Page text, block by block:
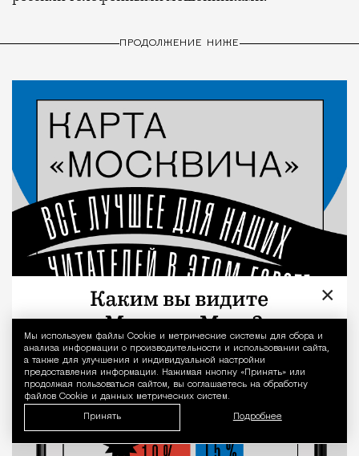
Уведомление
Мы используем файлы Сookie и метрические системы для сбора и
анализа информации о производительности и использовании сайта,
а также для улучшения и индивидуальной настройки
предоставления информации. Нажимая кнопку «Принять» или
продолжая пользоваться сайтом, вы соглашаетесь на обработку
файлов Cookie и данных метрических систем.
Принять Подробнее
ПРОДОЛЖЕНИЕ НИЖЕ
×